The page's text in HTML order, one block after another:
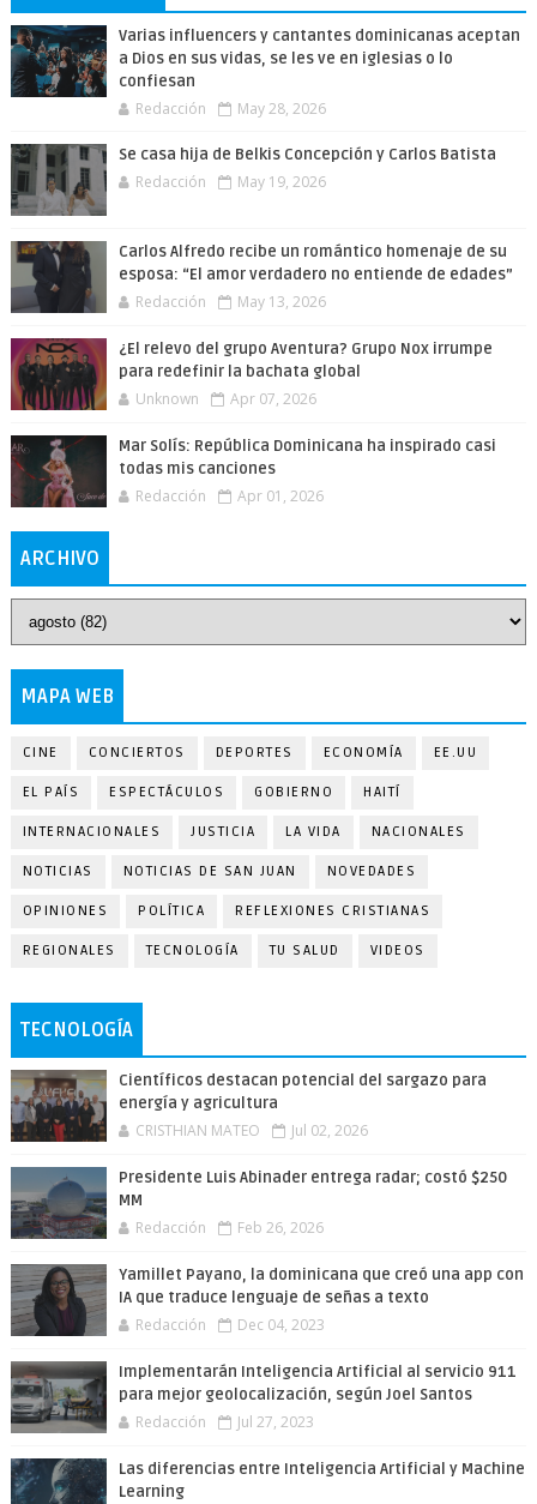
Varias influencers y cantantes dominicanas aceptan
a Dios en sus vidas, se les ve en iglesias o lo
confiesan
Redacción May 28, 2026
Se casa hija de Belkis Concepción y Carlos Batista
Redacción May 19, 2026
Carlos Alfredo recibe un romántico homenaje de su
esposa: “El amor verdadero no entiende de edades”
Redacción May 13, 2026
¿El relevo del grupo Aventura? Grupo Nox irrumpe
para redefinir la bachata global
Unknown Apr 07, 2026
Mar Solís: República Dominicana ha inspirado casi
todas mis canciones
Redacción Apr 01, 2026
ARCHIVO
MAPA WEB
CINE CONCIERTOS DEPORTES ECONOMÍA EE.UU
EL PAÍS ESPECTÁCULOS GOBIERNO HAITÍ
INTERNACIONALES JUSTICIA LA VIDA NACIONALES
NOTICIAS NOTICIAS DE SAN JUAN NOVEDADES
OPINIONES POLÍTICA REFLEXIONES CRISTIANAS
REGIONALES TECNOLOGÍA TU SALUD VIDEOS
TECNOLOGÍA
Científicos destacan potencial del sargazo para
energía y agricultura
CRISTHIAN MATEO Jul 02, 2026
Presidente Luis Abinader entrega radar; costó $250
MM
Redacción Feb 26, 2026
Yamillet Payano, la dominicana que creó una app con
IA que traduce lenguaje de señas a texto
Redacción Dec 04, 2023
Implementarán Inteligencia Artificial al servicio 911
para mejor geolocalización, según Joel Santos
Redacción Jul 27, 2023
Las diferencias entre Inteligencia Artificial y Machine
Learning